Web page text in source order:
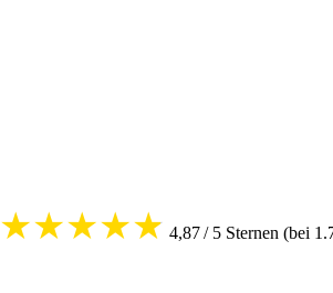
★★★★★ 4,87 / 5 Sternen (bei